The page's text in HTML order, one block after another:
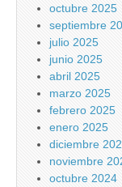
octubre 2025
septiembre
julio 2025
junio 2025
abril 2025
marzo 2025
febrero 2025
enero 2025
diciembre
noviembre
octubre 2024